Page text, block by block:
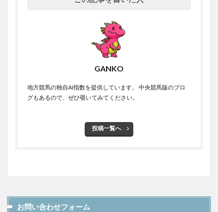
GANKO
地方競馬の独自AI指数を提供しています。 中央競馬版のブロ
グもあるので、ぜひ覗いてみてください。
投稿一覧へ
お問い合わせフォーム